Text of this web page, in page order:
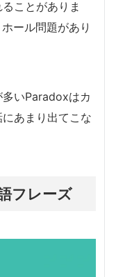
ことがありま
ール問題があり
いParadoxはカ
あまり出てこな
フレーズ